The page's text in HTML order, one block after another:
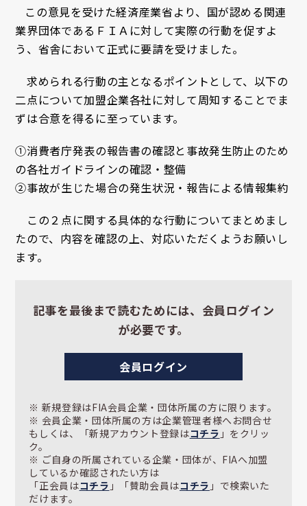
この意見を受けた経済産業省より、国が認める関連
業界団体であるＦＩＡに対して実際の行動を促すよ
う、省舎において正式に要請を受けました。
求められる行動の主となるポイントとして、以下の
二点について加盟企業各社に対して周知することでま
ずは合意を得るに至っています。
①消費者庁発表の報告書の確認と事故発生防止のため
の各社ガイドラインの確認・整備
②事故が生じた場合の発生状況・報告による情報集約
この２点に関する具体的な行動についてまとめまし
たので、内容を確認の上、対応いただくようお願いし
ます。
記事を最後まで読むためには、会員ログイン
が必要です。
会員ログイン
※ 新規登録はFIA会員企業・団体所属の方に限ります。
※ 会員企業・団体所属の方は企業管理者様へお問合せ
もしくは、「新規アカウント登録はコチラ 」をクリッ
ク。
※ ご自身の所属されている企業・団体が、FIAへ加盟
しているか確認されたい方は
「正会員はコチラ 」「賛助会員はコチラ 」で検索いた
だけます。